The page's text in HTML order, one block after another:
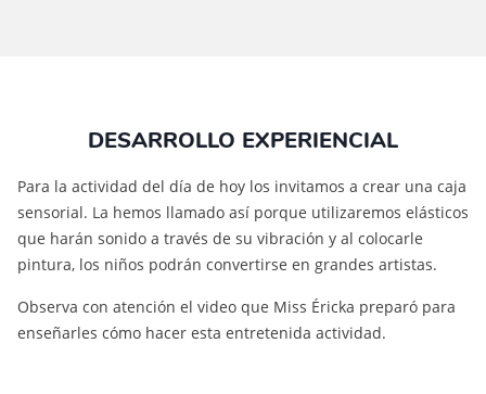
DESARROLLO EXPERIENCIAL
Para la actividad del día de hoy los invitamos a crear una caja
sensorial. La hemos llamado así porque utilizaremos elásticos
que harán sonido a través de su vibración y al colocarle
pintura, los niños podrán convertirse en grandes artistas.
Observa con atención el video que Miss Éricka preparó para
enseñarles cómo hacer esta entretenida actividad.